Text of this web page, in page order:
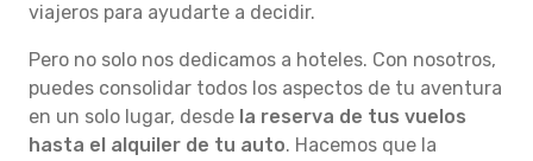
viajeros para ayudarte a decidir.
Pero no solo nos dedicamos a hoteles. Con nosotros,
puedes consolidar todos los aspectos de tu aventura
en un solo lugar, desde la reserva de tus vuelos
hasta el alquiler de tu auto. Hacemos que la